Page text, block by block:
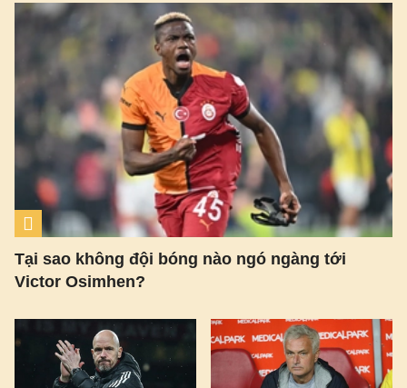
Tại sao không đội bóng nào ngó ngàng tới
Victor Osimhen?